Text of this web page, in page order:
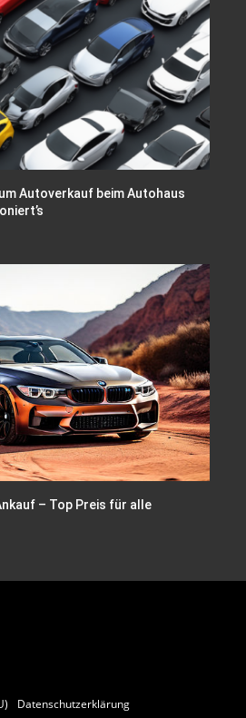
Autoverkauf beim Autohaus
– Top Preis für alle
Datenschutzerklärung